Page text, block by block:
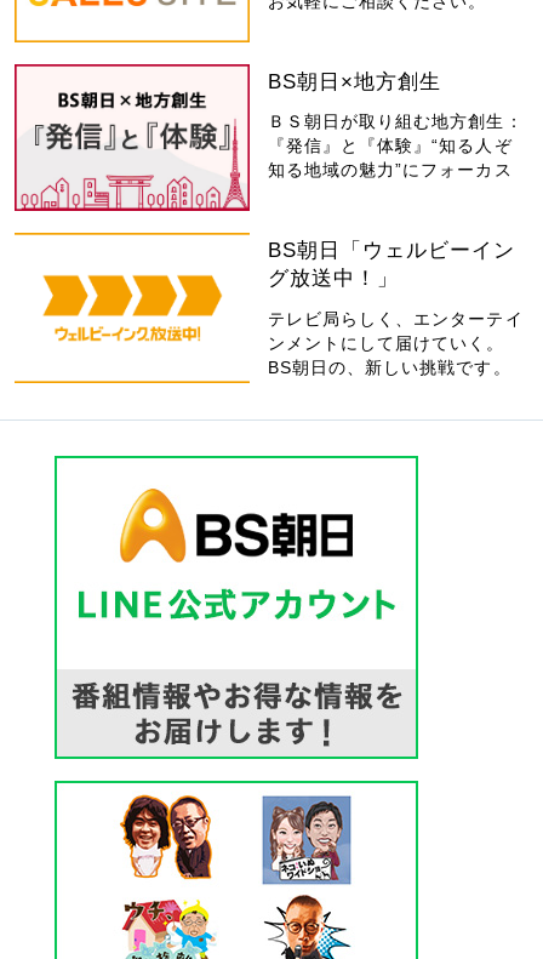
BS朝日×地方創生
ＢＳ朝日が取り組む地方創生：
『発信』と『体験』“知る人ぞ
知る地域の魅力”にフォーカス
BS朝日「ウェルビーイン
グ放送中！」
テレビ局らしく、エンターテイ
ンメントにして届けていく。
BS朝日の、新しい挑戦です。